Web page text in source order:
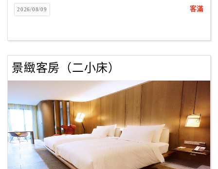
利
訂
房
旅
卡
2026/08/09 客滿
景緻客房（二小床）